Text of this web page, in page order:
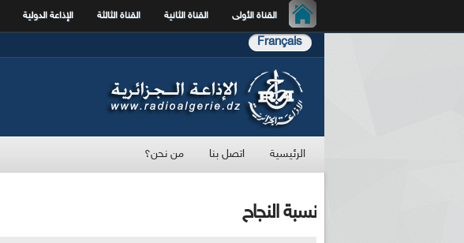
القناة الأولى القناة الثانية القناة الثالثة الإذاعة الدولية
Français
الرئيسية اتصل بنا من نحن؟
نسبة النجاح